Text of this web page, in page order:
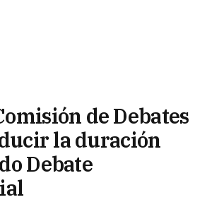
de Debates
la duración
Debate